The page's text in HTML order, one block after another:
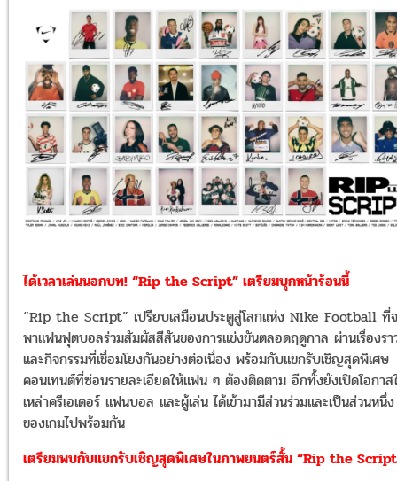
ได้เวลาเล่นนอกบท! “Rip the Script” เตรียมบุกหน้าร้อนนี้
“Rip the Script” เปรียบเสมือนประตูสู่โลกแห่ง Nike Football ที่
พาแฟนฟุตบอลร่วมสัมผัสสีสันของการแข่งขันตลอดฤดูกาล ผ่านเรื่องรา
และกิจกรรมที่เชื่อมโยงกันอย่างต่อเนื่อง พร้อมกับแขกรับเชิญสุดพิเศษ
คอนเทนต์ที่ซ่อนรายละเอียดให้แฟน ๆ ต้องติดตาม อีกทั้งยังเปิดโอกาส
เหล่าครีเอเตอร์ แฟนบอล และผู้เล่น ได้เข้ามามีส่วนร่วมและเป็นส่วนหนึ่ง
ของเกมไปพร้อมกัน
เตรียมพบกับแขกรับเชิญสุดพิเศษในภาพยนตร์สั้น “Rip the